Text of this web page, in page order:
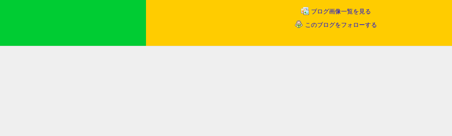
ブログ画像一覧を見る
このブログをフォローする